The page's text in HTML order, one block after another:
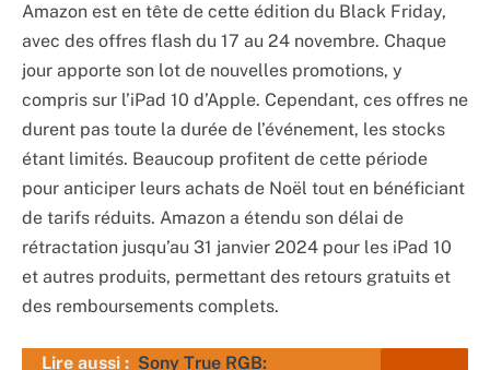
Amazon est en tête de cette édition du Black Friday,
avec des offres flash du 17 au 24 novembre. Chaque
jour apporte son lot de nouvelles promotions, y
compris sur l’iPad 10 d’Apple. Cependant, ces offres ne
durent pas toute la durée de l’événement, les stocks
étant limités. Beaucoup profitent de cette période
pour anticiper leurs achats de Noël tout en bénéficiant
de tarifs réduits. Amazon a étendu son délai de
rétractation jusqu’au 31 janvier 2024 pour les iPad 10
et autres produits, permettant des retours gratuits et
des remboursements complets.
Lire aussi : Sony True RGB: